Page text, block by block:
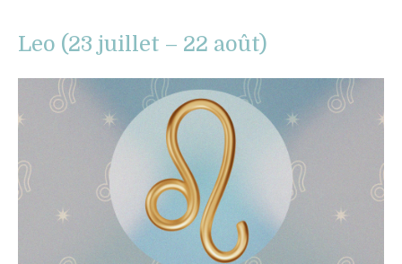
Leo (23 juillet – 22 août)